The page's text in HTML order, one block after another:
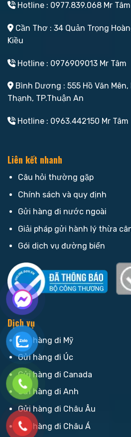
Hotline : 0977.839.068 Mr Tâm
Cần Thơ : 34 Quản Trọng
Kiều
Hotline : 0976909013 Mr Tâm
Bình Dương : 555 Hồ Văn
Thạnh, TP.Thuận An
Hotline : 0963.442150 Mr Tâm
Liên kết nhanh
Câu hỏi thường gặp
Chính sách và quy định
Gửi hàng đi nước ngoài
Giải pháp gửi hành lý thừa
Gói dịch vụ đường biển
Dịch vụ
Gửi hàng đi Mỹ
Gửi hàng đi Úc
Gửi hàng đi Canada
Gửi hàng đi Anh
Gửi hàng đi Châu Âu
Gửi hàng đi Châu Á